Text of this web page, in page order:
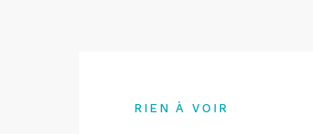
RIEN À VOIR